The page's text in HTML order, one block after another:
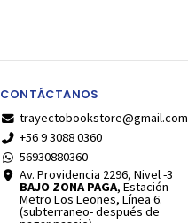
CONTÁCTANOS
trayectobookstore@gmail.com
+56 9 3088 0360
56930880360
Av. Providencia 2296, Nivel -3
BAJO ZONA PAGA, Estación
Metro Los Leones, Línea 6.
(subterraneo- después de